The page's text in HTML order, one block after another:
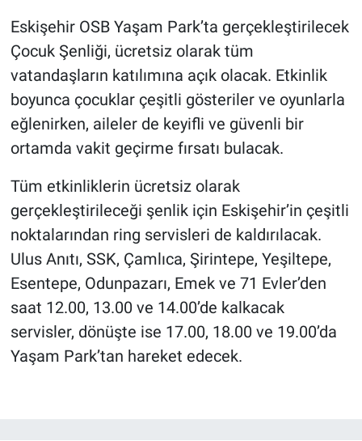
Eskişehir OSB Yaşam Park’ta gerçekleştirilecek
Çocuk Şenliği, ücretsiz olarak tüm
vatandaşların katılımına açık olacak. Etkinlik
boyunca çocuklar çeşitli gösteriler ve oyunlarla
eğlenirken, aileler de keyifli ve güvenli bir
ortamda vakit geçirme fırsatı bulacak.
Tüm etkinliklerin ücretsiz olarak
gerçekleştirileceği şenlik için Eskişehir’in çeşitli
noktalarından ring servisleri de kaldırılacak.
Ulus Anıtı, SSK, Çamlıca, Şirintepe, Yeşiltepe,
Esentepe, Odunpazarı, Emek ve 71 Evler’den
saat 12.00, 13.00 ve 14.00’de kalkacak
servisler, dönüşte ise 17.00, 18.00 ve 19.00’da
Yaşam Park’tan hareket edecek.